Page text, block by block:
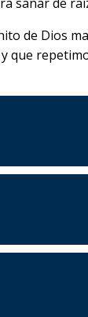
sanar de
de Dios
que